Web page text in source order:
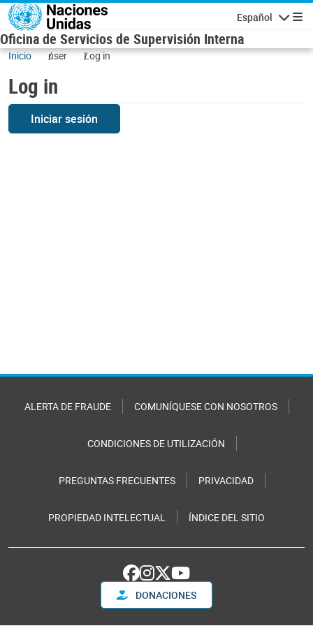
Skip to main content
Español
Oficina de Servicios de Supervisión Interna
Inicio user Log in
Log in
Iniciar sesión
ALERTA DE FRAUDE COMUNÍQUESE CON NOSOTROS
CONDICIONES DE UTILIZACIÓN
PREGUNTAS FRECUENTES PRIVACIDAD
PROPIEDAD INTELECTUAL ÍNDICE DEL SITIO
DONACIONES